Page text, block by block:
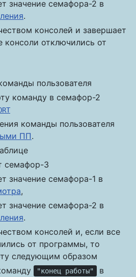
значение семафора-2 в
.
консолей и завершает
консоли отключились от
пользователя
команду в семафор-2
команды пользователя
ПП.
семафор-3
значение семафора-1 в
,
значение семафора-2 в
.
консолей и, если все
от программы, то
следующим образом
"конец работы"
в